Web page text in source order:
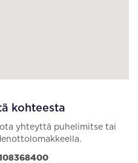
kohteesta
yhteyttä puhelimitse tai